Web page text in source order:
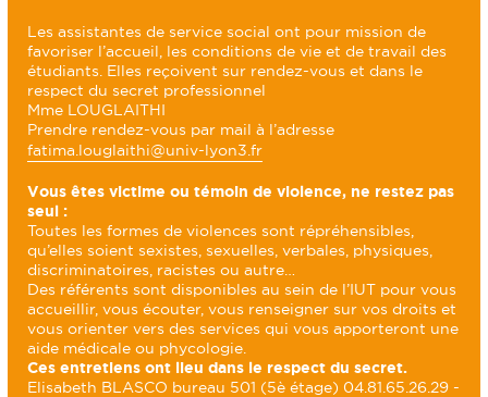
Les assistantes de service social ont pour mission de
favoriser l’accueil, les conditions de vie et de travail des
étudiants. Elles reçoivent sur rendez-vous et dans le
respect du secret professionnel
Mme LOUGLAITHI
Prendre rendez-vous par mail à l’adresse
fatima.louglaithi@univ-lyon3.fr
Vous êtes victime ou témoin de violence, ne restez pas
seul :
Toutes les formes de violences sont répréhensibles,
qu’elles soient sexistes, sexuelles, verbales, physiques,
discriminatoires, racistes ou autre…
Des référents sont disponibles au sein de l’IUT pour vous
accueillir, vous écouter, vous renseigner sur vos droits et
vous orienter vers des services qui vous apporteront une
aide médicale ou phycologie.
Ces entretiens ont lieu dans le respect du secret.
Elisabeth BLASCO bureau 501 (5è étage) 04.81.65.26.29 -